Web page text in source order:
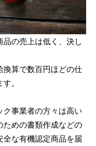
の売上は低く、決し
換算で数百円ほどの仕
。
事業者の方々は高い
ための書類作成などの
な有機認定商品を届